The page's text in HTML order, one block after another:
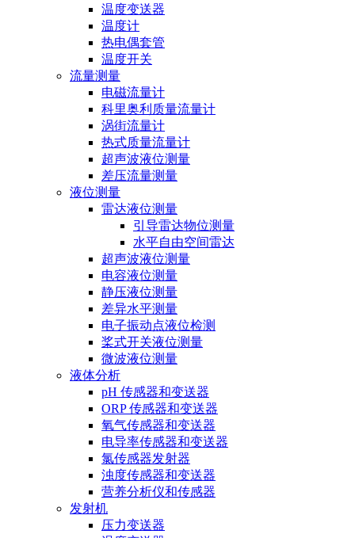
温度变送器
温度计
热电偶套管
温度开关
流量测量
电磁流量计
科里奥利质量流量计
涡街流量计
热式质量流量计
超声波液位测量
差压流量测量
液位测量
雷达液位测量
引导雷达物位测量
水平自由空间雷达
超声波液位测量
电容液位测量
静压液位测量
差异水平测量
电子振动点液位检测
桨式开关液位测量
微波液位测量
液体分析
pH 传感器和变送器
ORP 传感器和变送器
氧气传感器和变送器
电导率传感器和变送器
氯传感器发射器
浊度传感器和变送器
营养分析仪和传感器
发射机
压力变送器